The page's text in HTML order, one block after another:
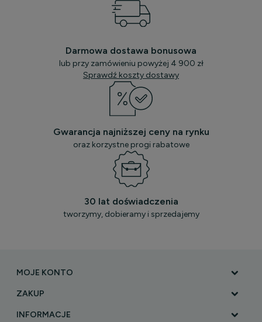
Darmowa dostawa bonusowa
lub przy zamówieniu powyżej 4 900 zł
Sprawdź koszty dostawy
Gwarancja najniższej ceny na rynku
oraz korzystne progi rabatowe
30 lat doświadczenia
tworzymy, dobieramy i sprzedajemy
MOJE KONTO
ZAKUP
INFORMACJE